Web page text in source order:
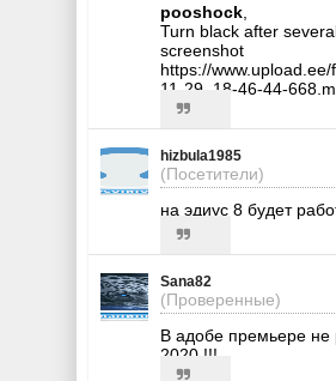
pooshock
Turn black after
screenshot
https://
11-29_18-46-44-
hizbula1985
(Посетители)
на эдиус 8 будет
Sana82
(Проверенные)
В адобе премьере не
2020 !!!